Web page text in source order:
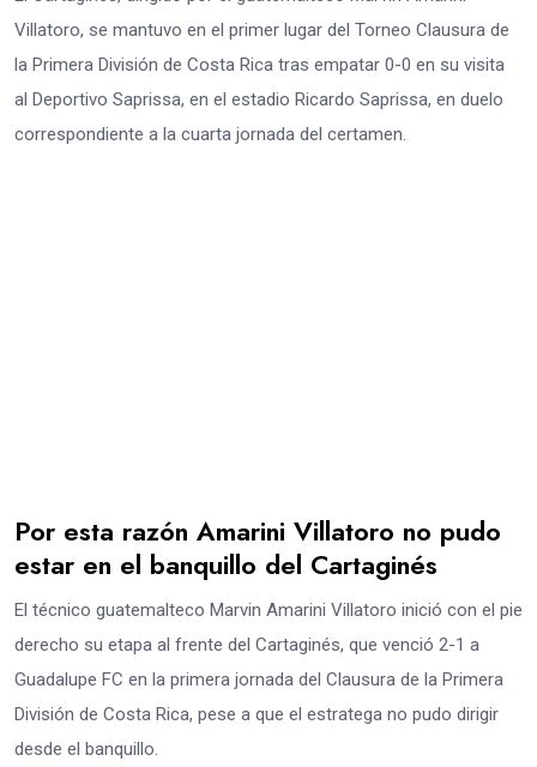
Villatoro, se mantuvo en el primer lugar del Torneo Clausura de
la Primera División de Costa Rica tras empatar 0-0 en su visita
al Deportivo Saprissa, en el estadio Ricardo Saprissa, en duelo
correspondiente a la cuarta jornada del certamen.
Por esta razón Amarini Villatoro no pudo
estar en el banquillo del Cartaginés
El técnico guatemalteco Marvin Amarini Villatoro inició con el pie
derecho su etapa al frente del Cartaginés, que venció 2-1 a
Guadalupe FC en la primera jornada del Clausura de la Primera
División de Costa Rica, pese a que el estratega no pudo dirigir
desde el banquillo.